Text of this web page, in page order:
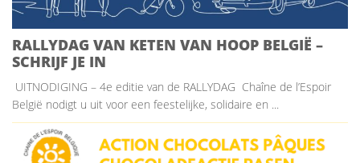
RALLYDAG VAN KETEN VAN HOOP BELGIË –
SCHRIJF JE IN
UITNODIGING – 4e editie van de RALLYDAG Chaîne de l’Espoir
België nodigt u uit voor een feestelijke, solidaire en ...